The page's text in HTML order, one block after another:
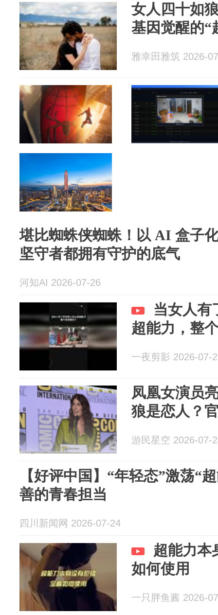
女人四十如
基因觉醒的“
雅幸田雅筑 2026-
堪比蜘蛛侠蜘蛛！以 AI 盒子
坚守者都拥有守护的底气
河知AI 2026-07-26
当女人有
超能力，整
一夜剪影 2026-07-
凤凰女演员
狼是恋人？
游民星空 2026-07-
【好评中国】“年轻态”激荡“
善的青春担当
四川新闻网 2026-07-24
超能力本
如何使用
一只胖鱼酱 2026-